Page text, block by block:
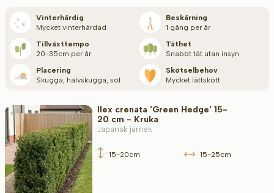
Tillämpning
Filter toepassen
Vinterhärdig
Mycket vinterhärdad
Beskärning
1 gång per år
Tillväxt­tempo
20-35cm per år
Täthet
Snabbt tät utan insyn
Placering
Skugga, halvskugga, sol
Skötselbehov
Mycket lättskött
Ilex crenata 'Green Hedge' 15-
20 cm - Kruka
Japansk järnek
15-20cm 15-25cm